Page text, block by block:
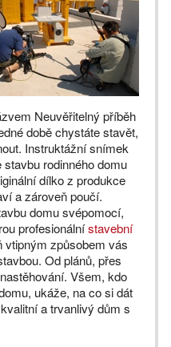
Neuvěřitelný příběh
době chystáte stavět,
Instruktážní snímek
rodinného domu
dílko z produkce
a zároveň poučí.
domu svépomocí,
profesionálnístavební
vtipným způsobem vás
Od plánů, přes
Všem, kdo
ukáže, na co si dát
a trvanlivý dům s